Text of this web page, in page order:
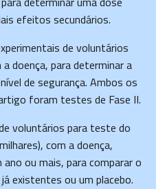
efeitos secundários.
de voluntários
doença, para determinar a
de segurança. Ambos os
foram testes de Fase II.
voluntários para teste do
com a doença,
ou mais, para comparar o
existentes ou um placebo.